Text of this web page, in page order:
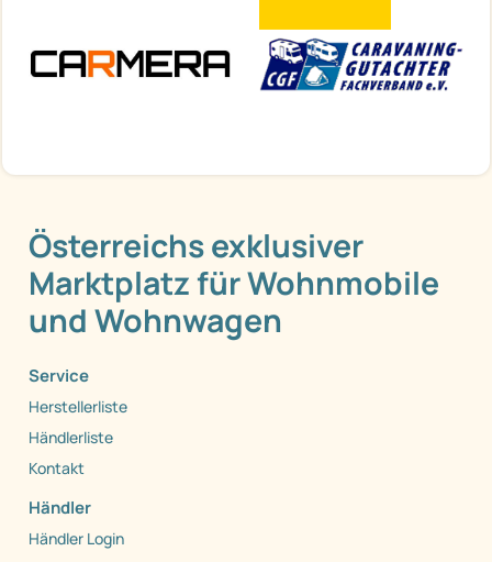
Österreichs exklusiver
Marktplatz für Wohnmobile
und Wohnwagen
Service
Herstellerliste
Händlerliste
Kontakt
Händler
Händler Login